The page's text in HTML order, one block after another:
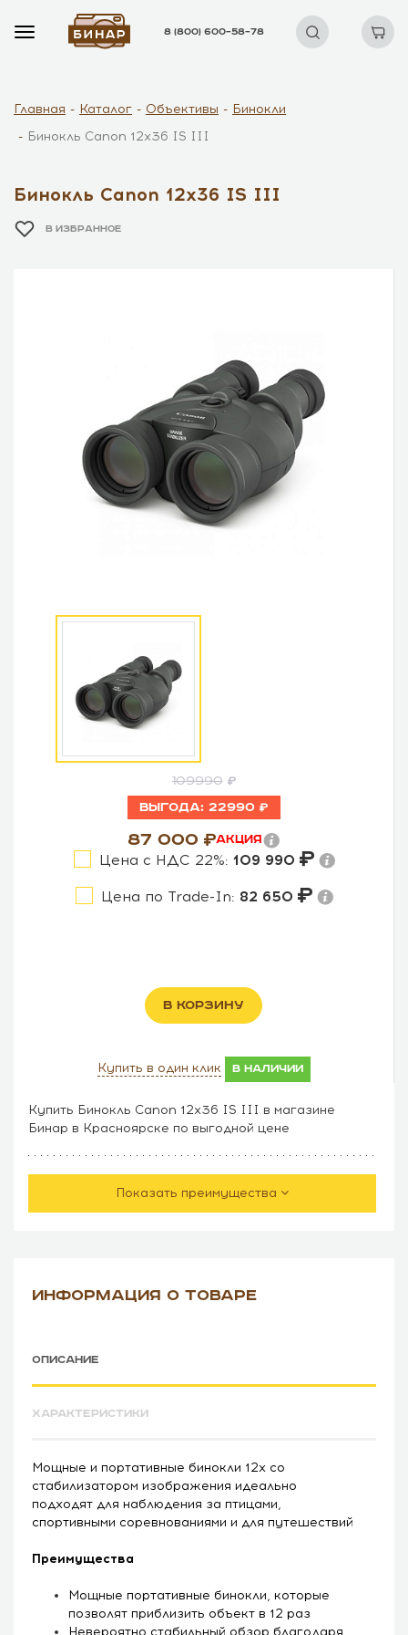
8 (800) 600–58–78
Главная Каталог Объективы
Бинокли
Бинокль Canon 12x36 IS III
Бинокль Canon 12x36 IS III
В ИЗБРАННОЕ
109990
Выгода: 22990
87 000 Акция
Цена с НДС 22%: 109 990
Цена по Trade-In: 82 650
В КОРЗИНУ
Купить в один клик в наличии
Купить Бинокль Canon 12x36 IS III в магазине
Бинар в Красноярске по выгодной цене
Показать преимущества
ИНФОРМАЦИЯ О ТОВАРЕ
ОПИСАНИЕ
ХАРАКТЕРИСТИКИ
Мощные и портативные бинокли 12x со
стабилизатором изображения идеально
подходят для наблюдения за птицами,
спортивными соревнованиями и для путешествий
Преимущества
Мощные портативные бинокли, которые
позволят приблизить объект в 12 раз
Невероятно стабильный обзор благодаря